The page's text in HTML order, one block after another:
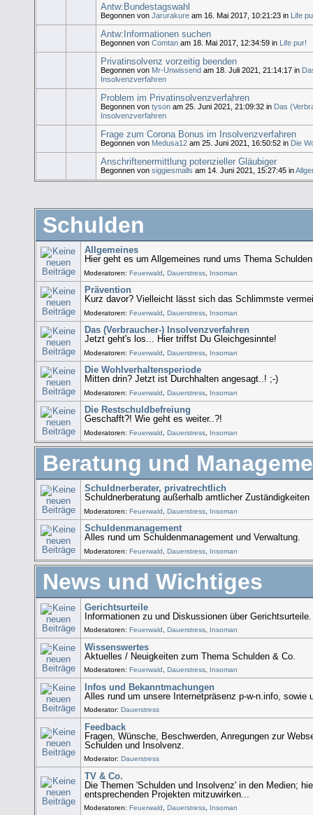
Antw:Bundestagswahl
Begonnen vonJarurakure am 16. Mai 2017, 10:21:23 in Life
Antw:Informationen suchen
Begonnen vonComtan am 18. Mai 2017, 12:34:59 in Life pur!
Privatinsolvenz vorzeitig beenden
Begonnen von Mr-Unwissend am 18. Juli 2021, 21:14:17 in
Insolvenzverfahren
Problem im Privatinsolvenzverfahren
Begonnen vontyson am 25. Juni 2021, 21:09:32 in Das
Insolvenzverfahren
Frage zum Corona Bonus im Insolvenzverfahren
Begonnen von Medusa12 am 25. Juni 2021, 16:50:52 in Die
Anschriftenermittlung potenzieller Gläubiger
Begonnen vonsiggiesmalls am 14. Juni 2021, 15:27:45 in
Schulden
Allgemeines
Hier geht es um Allgemeines rund ums Thema
Moderatoren:Feuerwald ,Dauerstress Insoman
Prävention
Kurz davor? Vielleicht lässt sich das Schlimmste
Moderatoren:Feuerwald ,Dauerstress Insoman
Das (Verbraucher-) Insolvenzverfahren
Jetzt geht's los... Hier triffst Du Gleichgesinnte!
Moderatoren:Feuerwald ,Dauerstress Insoman
Die Wohlverhaltensperiode
Mitten drin? Jetzt ist Durchhalten angesagt..! ;-)
Moderatoren:Feuerwald ,Dauerstress Insoman
Die Restschuldbefreiung
Geschafft?! Wie geht es weiter..?!
Moderatoren:Feuerwald ,Dauerstress Insoman
Beratung und
Schuldnerberater, privatrechtlich
Schuldnerberatung außerhalb amtlicher Zuständigkeiten
Moderatoren:Feuerwald ,Dauerstress Insoman
Schuldenmanagement
Alles rund um Schuldenmanagement und Verwaltung.
Moderatoren:Feuerwald ,Dauerstress Insoman
News und Wichtiges
Gerichtsurteile
Informationen zu und Diskussionen über Gerichtsurteile.
Moderatoren:Feuerwald ,Dauerstress Insoman
Wissenswertes
Aktuelles / Neuigkeiten zum Thema Schulden & Co.
Moderatoren:Feuerwald ,Dauerstress Insoman
Infos und Bekanntmachungen
Alles rund um unsere Internetpräsenz p-w-n.info, sowie
Moderator:Dauerstress
Feedback
Fragen, Wünsche, Beschwerden, Anregungen zur
Schulden und Insolvenz.
Moderator:Dauerstress
TV & Co.
Die Themen 'Schulden und Insolvenz' in den Medien;
entsprechenden Projekten mitzuwirken...
Moderatoren:Feuerwald ,Dauerstress Insoman